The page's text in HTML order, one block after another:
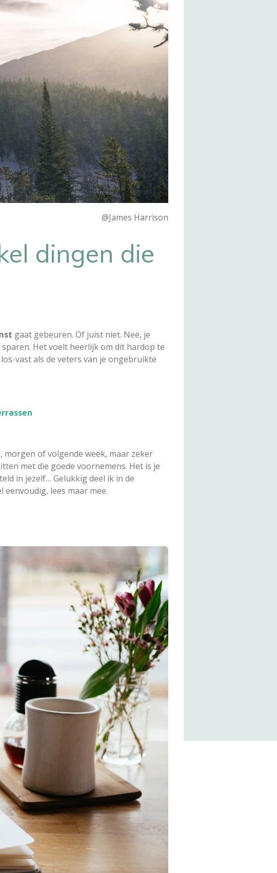
@James Harrison
dingen die
gaat gebeuren. Of juist niet. Nee, je
Het voelt heerlijk om dit hardop te
vast als de veters van je ongebruikte
morgen of volgende week, maar zeker
met die goede voornemens. Het is je
in jezelf… Gelukkig deel ik in de
lees maar mee.